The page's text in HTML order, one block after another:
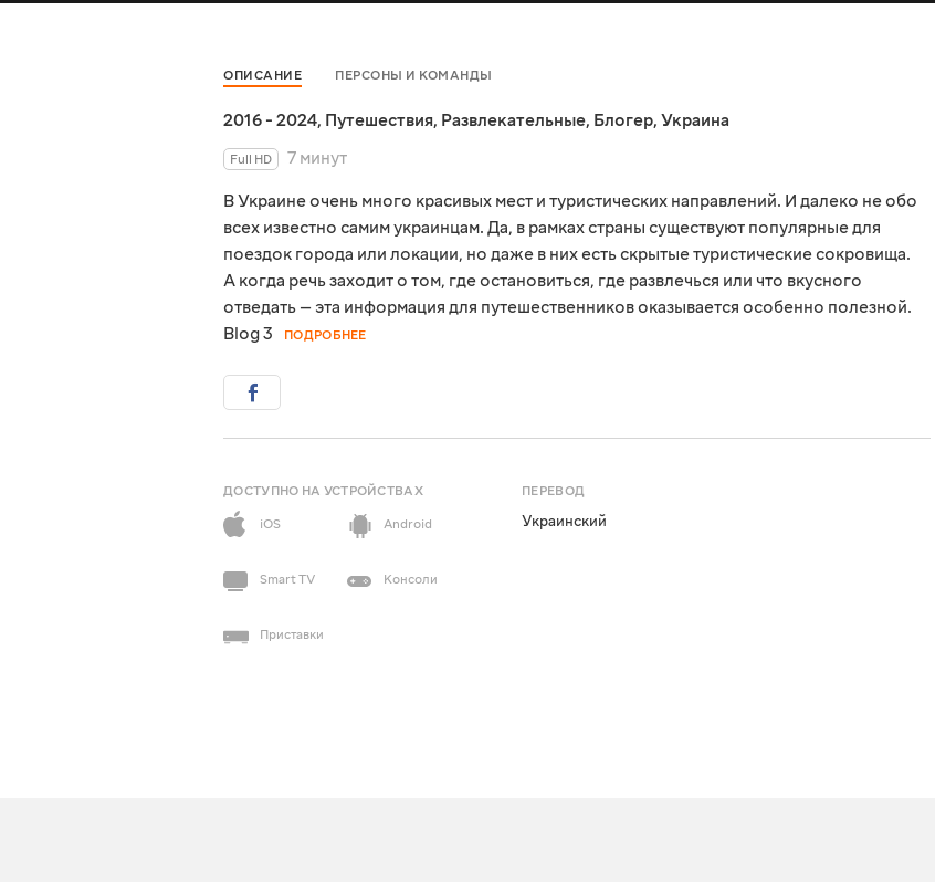
ОПИСАНИЕ ПЕРСОНЫ И КОМАНДЫ
2016 - 2024, Путешествия, Развлекательные, Блогер, Украина
Full HD
7 минут
В Украине очень много красивых мест и туристических направлений. И далеко не обо
всех известно самим украинцам. Да, в рамках страны существуют популярные для
поездок города или локации, но даже в них есть скрытые туристические сокровища.
А когда речь заходит о том, где остановиться, где развлечься или что вкусного
отведать — эта информация для путешественников оказывается особенно полезной.
Blog 3
ПОДРОБНЕЕ
ДОСТУПНО НА УСТРОЙСТВАХ
iOS
Android
Smart TV Консоли
Приставки
ПЕРЕВОД
Украинский